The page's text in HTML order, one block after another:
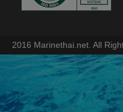
2016 Marinethai.net. All